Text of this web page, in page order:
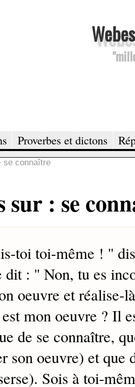
Proverbes et dictons
se connaître
sur : se
toi toi-même ! "
dit : " Non, tu es
oeuvre et réalise-
mon oeuvre ? Il
de se connaître,
son oeuvre) et que
Sois à toi-